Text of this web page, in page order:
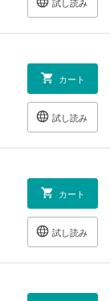
カート
試し読み
カート
試し読み